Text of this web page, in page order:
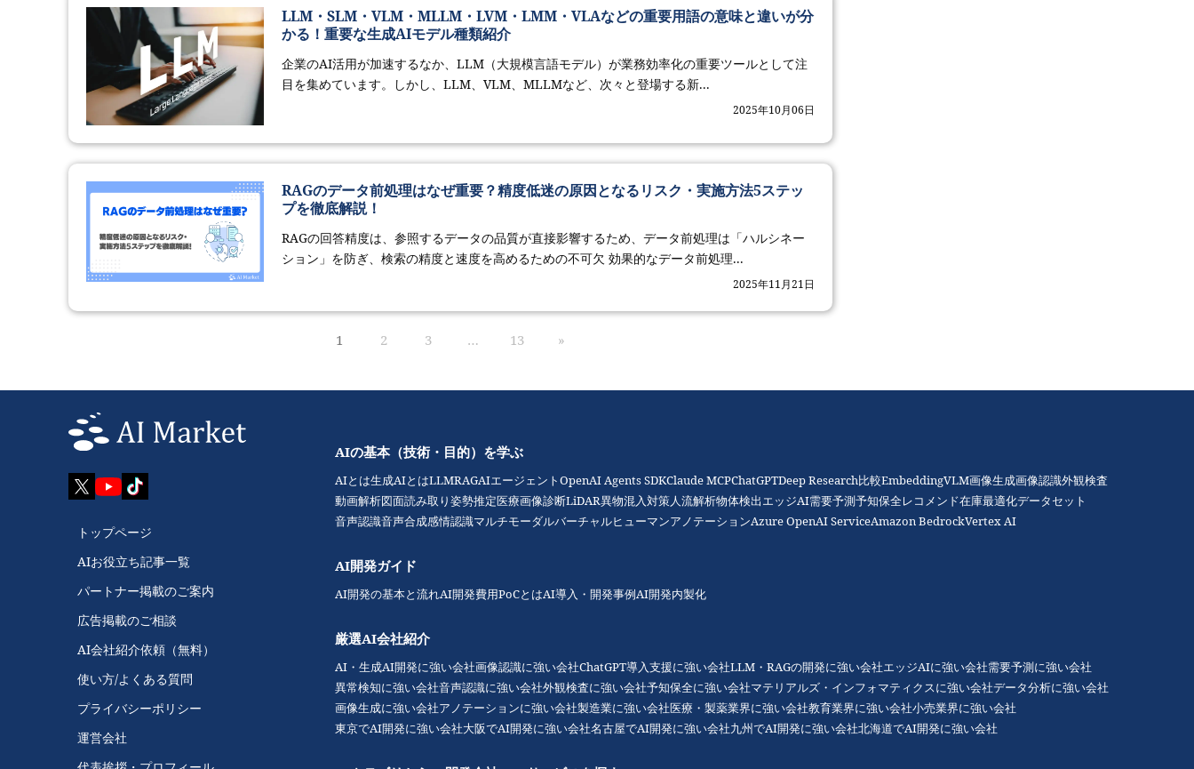
LLM・SLM・VLM・MLLM・LVM・LMM・VLAなどの重要用語の意味と違いが分
かる！重要な生成AIモデル種類紹介
企業のAI活用が加速するなか、LLM（大規模言語モデル）が業務効率化の重要ツールとして注
目を集めています。しかし、LLM、VLM、MLLMなど、次々と登場する新...
2025年10月06日
RAGのデータ前処理はなぜ重要？精度低迷の原因となるリスク・実施方法5ステッ
プを徹底解説！
RAGの回答精度は、参照するデータの品質が直接影響するため、データ前処理は「ハルシネー
ション」を防ぎ、検索の精度と速度を高めるための不可欠 効果的なデータ前処理...
2025年11月21日
1 2 3 … 13 »
トップページ
AIお役立ち記事一覧
パートナー掲載のご案内
広告掲載のご相談
AI会社紹介依頼（無料）
使い方/よくある質問
プライバシーポリシー
運営会社
AIの基本（技術・目的）を学ぶ
AIとは生成AIとはLLMRAGAIエージェントOpenAI Agents SDKClaude MCPChatGPTDeep Research比較EmbeddingVLM画像生成画像認識外観検査
動画解析図面読み取り姿勢推定医療画像診断LiDAR異物混入対策人流解析物体検出エッジAI需要予測予知保全レコメンド在庫最適化データセット
音声認識音声合成感情認識マルチモーダルバーチャルヒューマンアノテーションAzure OpenAI ServiceAmazon BedrockVertex AI
AI開発ガイド
AI開発の基本と流れAI開発費用PoCとはAI導入・開発事例AI開発内製化
厳選AI会社紹介
AI・生成AI開発に強い会社画像認識に強い会社ChatGPT導入支援に強い会社LLM・RAGの開発に強い会社エッジAIに強い会社需要予測に強い会社
異常検知に強い会社音声認識に強い会社外観検査に強い会社予知保全に強い会社マテリアルズ・インフォマティクスに強い会社データ分析に強い会社
画像生成に強い会社アノテーションに強い会社製造業に強い会社医療・製薬業界に強い会社教育業界に強い会社小売業界に強い会社
東京でAI開発に強い会社大阪でAI開発に強い会社名古屋でAI開発に強い会社九州でAI開発に強い会社北海道でAI開発に強い会社